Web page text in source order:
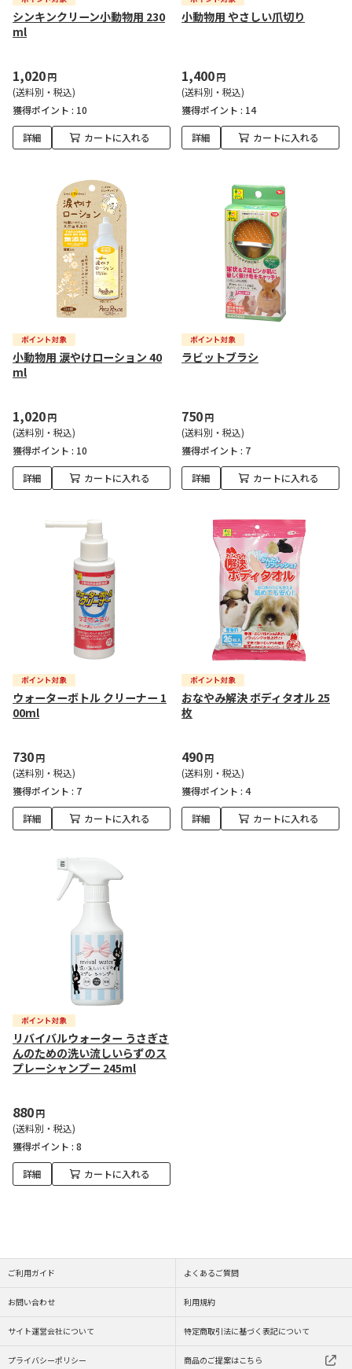
シンキンクリーン小動物用 230
ml
1,020円
(送料別・税込)
獲得ポイント : 10
詳細 カートに入れる
小動物用 やさしい爪切り
1,400円
(送料別・税込)
獲得ポイント : 14
詳細 カートに入れる
小動物用 涙やけローション 40
ml
1,020円
(送料別・税込)
獲得ポイント : 10
詳細 カートに入れる
ラビットブラシ
750円
(送料別・税込)
獲得ポイント : 7
詳細 カートに入れる
ウォーターボトル クリーナー 1
00ml
730円
(送料別・税込)
獲得ポイント : 7
詳細 カートに入れる
おなやみ解決 ボディタオル 25
枚
490円
(送料別・税込)
獲得ポイント : 4
詳細 カートに入れる
リバイバルウォーター うさぎさ
んのための洗い流しいらずのス
プレーシャンプー 245ml
880円
(送料別・税込)
獲得ポイント : 8
詳細 カートに入れる
ご利用ガイド よくあるご質問
お問い合わせ 利用規約
サイト運営会社について 特定商取引法に基づく表記について
プライバシーポリシー 商品のご提案はこちら